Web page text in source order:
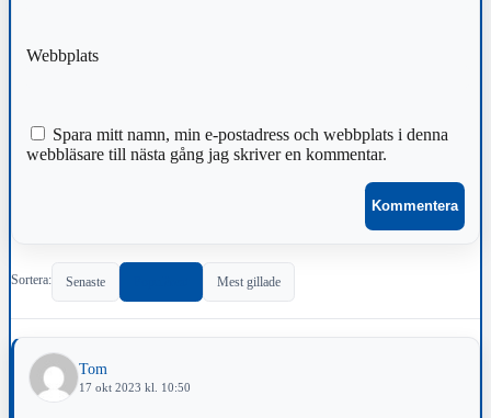
Webbplats
Spara mitt namn, min e-postadress och webbplats i denna
webbläsare till nästa gång jag skriver en kommentar.
Sortera: Senaste Mest gillade
Tom
17 okt 2023 kl. 10:50